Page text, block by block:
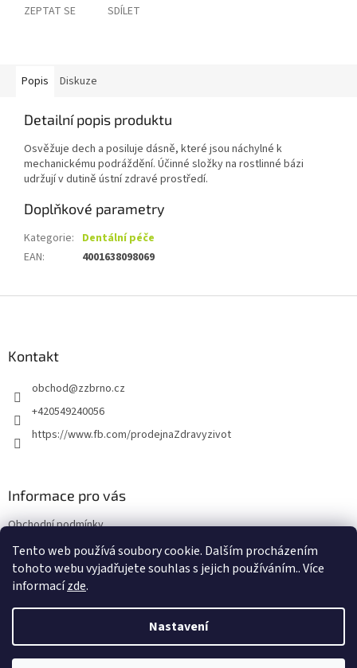
Tento web používá soubory cookie. Dalším procházením
tohoto webu vyjadřujete souhlas s jejich používáním.. Více
informacízde.
Nastavení
ZEPTAT SE SDÍLET
Popis Diskuze
Detailní popis produktu
Osvěžuje dech a posiluje dásně, které jsou náchylné k
mechanickému podráždění. Účinné složky na rostlinné bázi
udržují v dutině ústní zdravé prostředí.
Doplňkové parametry
Kategorie: Dentální péče
EAN: 4001638098069
Kontakt
obchod@zzbrno.cz
+420549240056
https://www.fb.com/prodejnaZdravyzivot
Informace pro vás
Obchodní podmínky
Podmínky ochrany osobních údajů
Copyright 2026E-shop Zdravý život. Všechna práva vyhrazena.